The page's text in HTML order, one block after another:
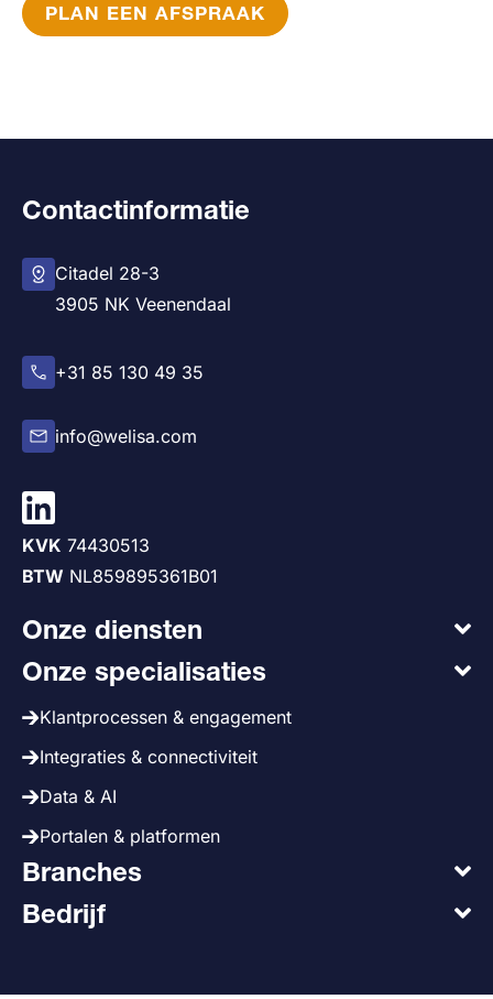
PLAN EEN AFSPRAAK
Contactinformatie
Citadel 28-3
3905 NK Veenendaal
+31 85 130 49 35
info@welisa.com
KVK 74430513
BTW NL859895361B01
Onze diensten
Onze specialisaties
Klantprocessen & engagement
Integraties & connectiviteit
Data & AI
Portalen & platformen
Branches
Bedrijf